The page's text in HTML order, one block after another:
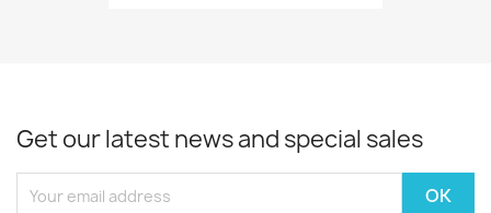
Get our latest news and special sales